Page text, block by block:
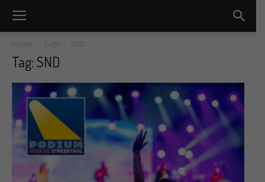
Home Tags SND
Tag: SND